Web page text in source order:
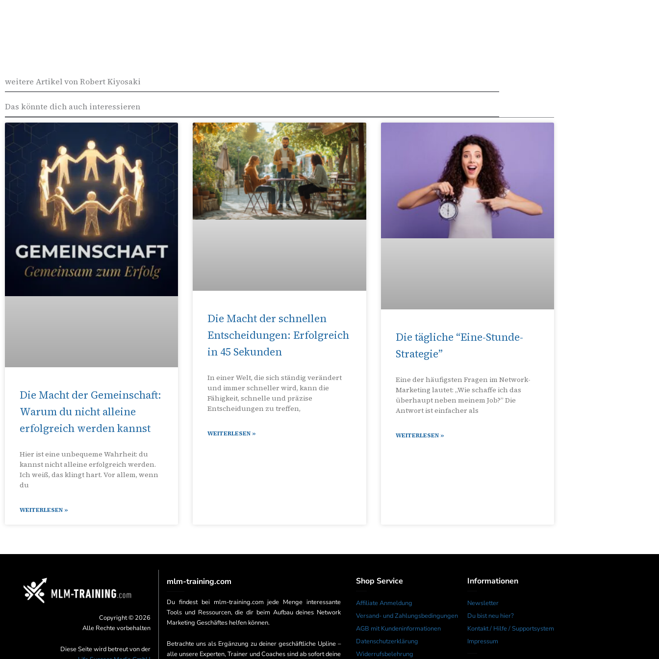
weitere Artikel von Robert Kiyosaki
Das könnte dich auch interessieren​
Die Macht der Gemeinschaft:
Warum du nicht alleine
erfolgreich werden kannst
Hier ist eine unbequeme Wahrheit: du
kannst nicht alleine erfolgreich werden.
Ich weiß, das klingt hart. Vor allem, wenn
du
WEITERLESEN »
Die Macht der schnellen
Entscheidungen: Erfolgreich
in 45 Sekunden
In einer Welt, die sich ständig verändert
und immer schneller wird, kann die
Fähigkeit, schnelle und präzise
Entscheidungen zu treffen,
WEITERLESEN »
Die tägliche “Eine-Stunde-
Strategie”
Eine der häufigsten Fragen im Network-
Marketing lautet: „Wie schaffe ich das
überhaupt neben meinem Job?” Die
Antwort ist einfacher als
WEITERLESEN »
Copyright © 2026
Alle Rechte vorbehalten
Diese Seite wird betreut von der
mlm-training.com
Du findest bei mlm-training.com jede Menge interessante
Tools und Ressourcen, die dir beim Aufbau deines Network
Marketing Geschäftes helfen können.
Betrachte uns als Ergänzung zu deiner geschäftliche Upline –
alle unsere Experten, Trainer und Coaches sind ab sofort deine
Shop Service
Affiliate Anmeldung
Versand- und Zahlungsbedingungen
AGB mit Kundeninformationen
Datenschutzerklärung
Widerrufsbelehrung
Informationen
Newsletter
Du bist neu hier?
Kontakt / Hilfe / Supportsystem
Impressum